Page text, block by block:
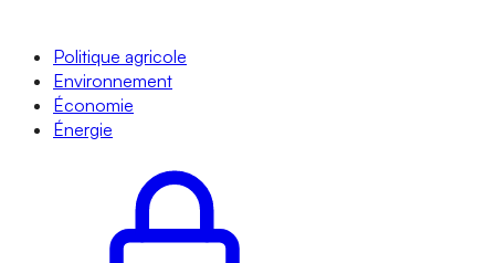
Politique agricole
Environnement
Économie
Énergie